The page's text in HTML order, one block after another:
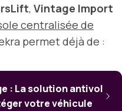
, Vintage Import
centralisée de
permet déjà de :
: La solution antivol
votre véhicule